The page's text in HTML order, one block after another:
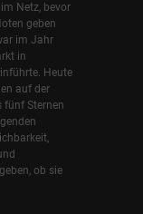
Netz, bevor
geben
im Jahr
in
Heute
auf der
fünf Sternen
ob sie